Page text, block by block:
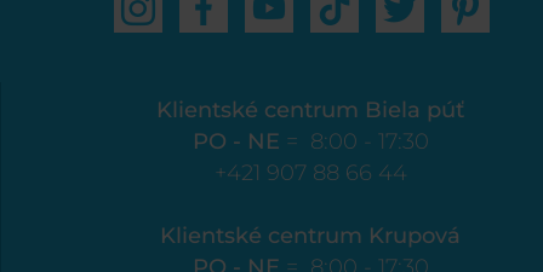
Klientské centrum Biela púť
PO - NE = 8:00 - 17:30
+421 907 88 66 44
Klientské centrum Krupová